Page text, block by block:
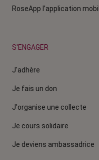
RoseApp l’application
S'ENGAGER
J'adhère
Je fais un don
J'organise une collecte
Je cours solidaire
Je deviens ambassadrice